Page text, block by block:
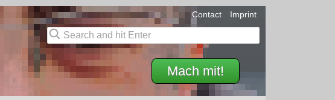
Mach mit!
Contact Imprint